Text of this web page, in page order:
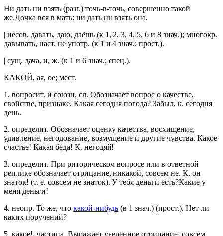
Ни дать ни взять (разг.) точь-в-точь, совершенно такой
же.Дочка вся в мать: ни дать ни взять она.
| несов. давать, даю, даёшь (к 1, 2, 3, 4, 5, 6 и 8 знач.); многокр.
давывать, наст. не употр. (к 1 и 4 знач.; прост.).
| сущ. дача, и, ж. (к 1 и 6 знач.; спец.).
КАКОЙ, ая, ое; мест.
1. вопросит. и союзн. сл. Обозначает вопрос о качестве,
свойстве, признаке. Какая сегодня погода? Забыл, к. сегодня
день.
2. определит. Обозначает оценку качества, восхищение,
удивление, негодование, возмущение и другие чувства. Какое
счастье! Какая беда! К. негодяй!
3. определит. При риторическом вопросе или в ответной
реплике обозначает отрицание, никакой, совсем не. К. он
знаток! (т. е. совсем не знаток). У тебя деньги есть?Какие у
меня деньги!
4. неопр. То же, что какой-нибудь (в 1 знач.) (прост.). Нет ли
каких поручений?
5. какое!, частица. Выражает уверенное отрицание, совсем